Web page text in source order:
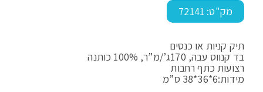
מק"ט: 72141
תיק קניות או כנסים
בד קנווס עבה, 170ג’/מ”ר, 100% כותנה
רצועות כתף רחבות
מידות:6*36*38 ס”מ